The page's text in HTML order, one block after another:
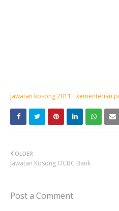
jawatan kosong 2011 kementerian
OLDER
Jawatan Kosong OCBC Bank
Post a Comment